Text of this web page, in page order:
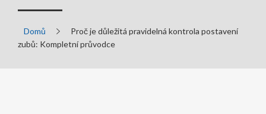
Domů
Proč je důležitá pravidelná kontrola postavení
zubů: Kompletní průvodce